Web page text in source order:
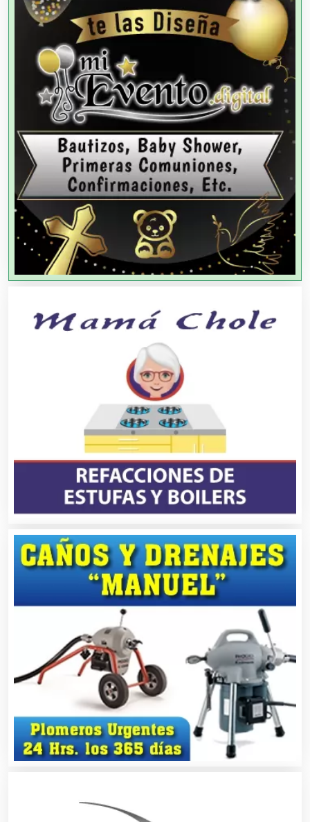
Agencias de Modelos
Agencias de Publicidad
Agencias de Viajes
Agricultores
Agricultura y Ganadería
Agua Purificada
Aire Acondicionado
Alarmas
Almacenaje
Alquiler de Autos
Alquiler de Equipos para Fiestas
Alquiler de Sillas y Mesas
Alquiler de Trajes de Etiqueta
Alta Costura
Aluminio